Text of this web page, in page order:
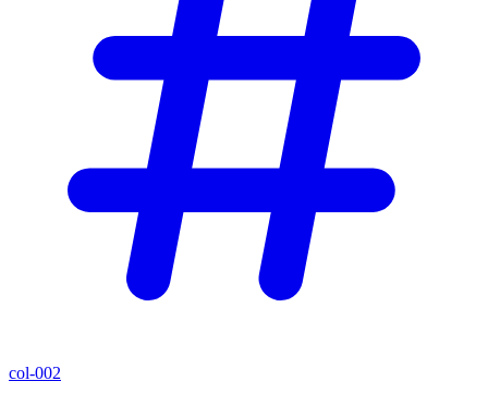
col-002